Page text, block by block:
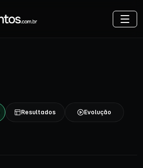
Resultados Evolução